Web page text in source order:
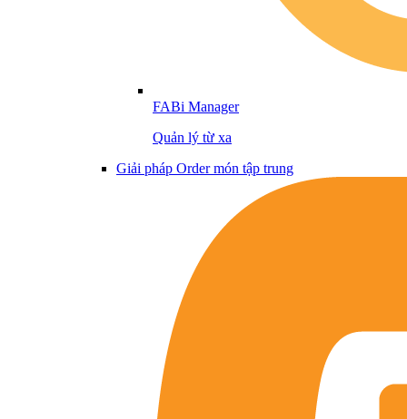
FABi Manager
Quản lý từ xa
Giải pháp Order món tập trung